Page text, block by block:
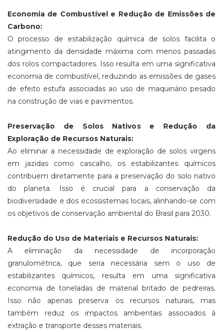
Economia de Combustível e Redução de Emissões de
Carbono:
O processo de estabilização química de solos facilita o
atingimento da densidade máxima com menos passadas
dos rolos compactadores. Isso resulta em uma significativa
economia de combustível, reduzindo as emissões de gases
de efeito estufa associadas ao uso de maquinário pesado
na construção de vias e pavimentos.
Preservação de Solos Nativos e Redução da
Exploração de Recursos Naturais:
Ao eliminar a necessidade de exploração de solos virgens
em jazidas como cascalho, os estabilizantes químicos
contribuem diretamente para a preservação do solo nativo
do planeta. Isso é crucial para a conservação da
biodiversidade e dos ecossistemas locais, alinhando-se com
os objetivos de conservação ambiental do Brasil para 2030.
Redução do Uso de Materiais e Recursos Naturais:
A eliminação da necessidade de incorporação
granulométrica, que seria necessária sem o uso de
estabilizantes químicos, resulta em uma significativa
economia de toneladas de material britado de pedreiras.
Isso não apenas preserva os recursos naturais, mas
também reduz os impactos ambientais associados à
extração e transporte desses materiais.